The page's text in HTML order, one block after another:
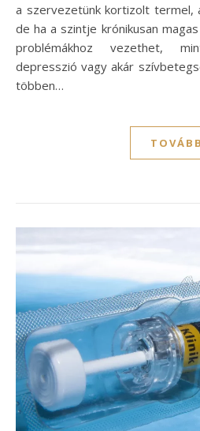
a szervezetünk kortizolt termel,
de ha a szintje krónikusan
problémákhoz vezethet,
depresszió vagy akár
többen…
TOVÁBB